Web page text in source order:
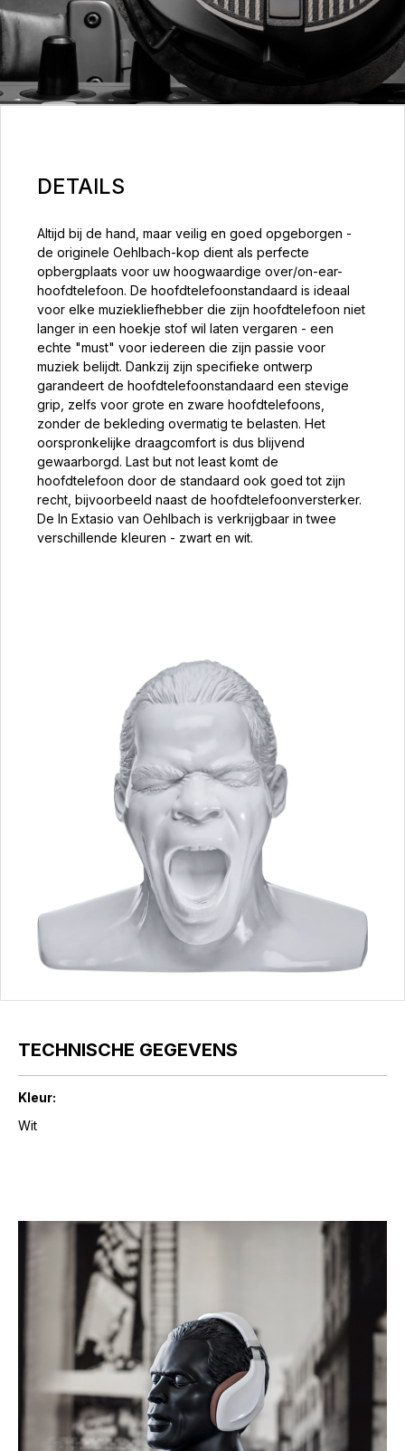
DETAILS
Altijd bij de hand, maar veilig en goed opgeborgen -
de originele Oehlbach-kop dient als perfecte
opbergplaats voor uw hoogwaardige over/on-ear-
hoofdtelefoon. De hoofdtelefoonstandaard is ideaal
voor elke muziekliefhebber die zijn hoofdtelefoon niet
langer in een hoekje stof wil laten vergaren - een
echte "must" voor iedereen die zijn passie voor
muziek belijdt. Dankzij zijn specifieke ontwerp
garandeert de hoofdtelefoonstandaard een stevige
grip, zelfs voor grote en zware hoofdtelefoons,
zonder de bekleding overmatig te belasten. Het
oorspronkelijke draagcomfort is dus blijvend
gewaarborgd. Last but not least komt de
hoofdtelefoon door de standaard ook goed tot zijn
recht, bijvoorbeeld naast de hoofdtelefoonversterker.
De In Extasio van Oehlbach is verkrijgbaar in twee
verschillende kleuren - zwart en wit.
TECHNISCHE GEGEVENS
Kleur:
Wit